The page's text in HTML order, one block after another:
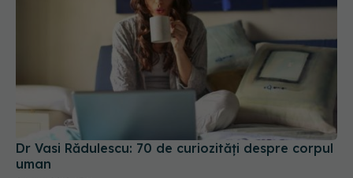
Dr Vasi Rădulescu: 70 de curiozități despre corpul
04 aug 2019, 15:11